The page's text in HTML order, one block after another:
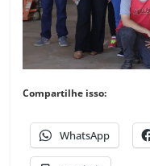
Compartilhe isso:
WhatsApp